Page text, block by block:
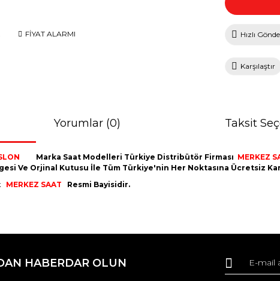
FİYAT ALARMI Hızlı
Karşılaştır
Yorumlar (0) Taksit
Marka Saat Modelleri Türkiye Distribütör Firması MERKEZ
Ve Orjinal Kutusu İle Tüm Türkiye'nin Her Noktasına Ücretsiz
MERKEZ SAAT Resmi Bayisidir.
Yorum Yaz
ederiz.
veya görüntülenemiyor.
HABERDAR OLUN